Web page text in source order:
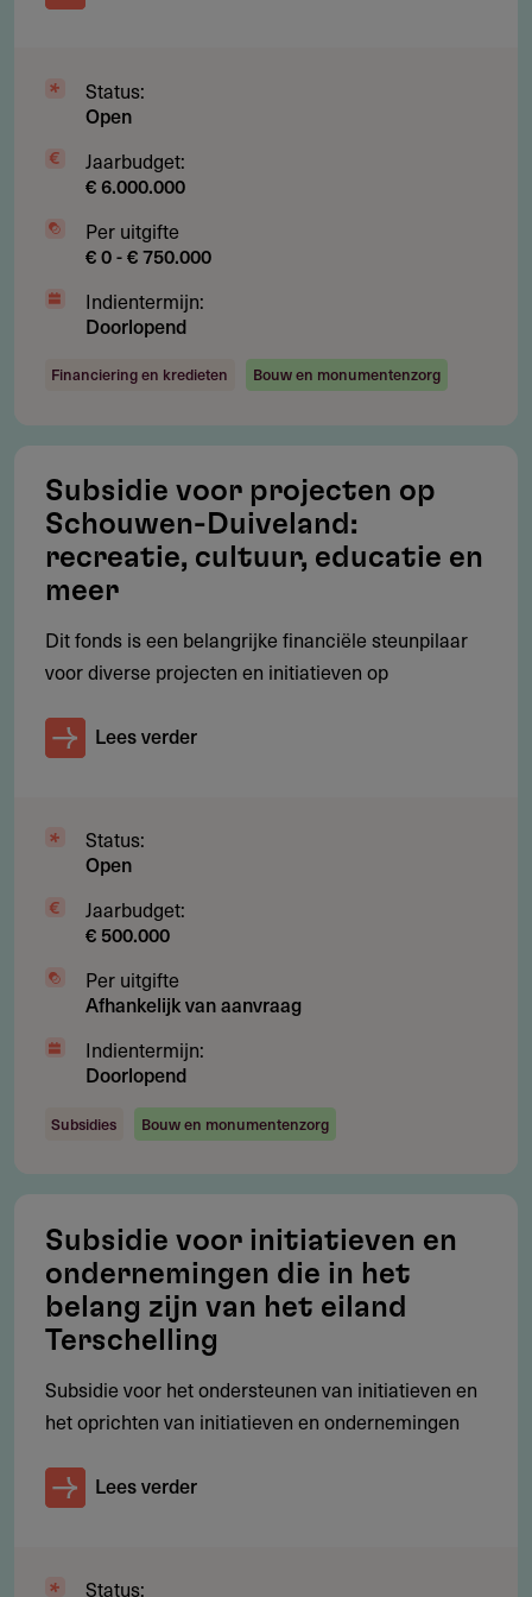
Voorgedragen projecten worden vooral beoordeeld op
Voor meer informatie, zie het document
´Investeringsstrategie' (zie bijlagen).
Subsidie
Subsidiebedragen liggen doorgaans tussen de ca. 500 en
Aanvragen
Online, via het aanvraagformulier op de website van het
fonds (zie links).
Voor alle aanvragen geldt dat die vóór 1 juni van enig jaar
door het fonds moeten zijn ontvangen.
Bijlagen
Bijdragereglement
Deel je kennis/ervaring over deze regeling of
verstrekker met de Fondswervingonline community.
Relevante links
Aanvragen
Status:
Open
Jaarbudget:
€ 6.000.000
Per uitgifte
€ 0 - € 750.000
Indientermijn:
Doorlopend
Financiering en kredieten Bouw en monumentenzorg
Subsidie voor projecten op
Schouwen-Duiveland:
recreatie, cultuur, educatie en
meer
Dit fonds is een belangrijke financiële steunpilaar
voor diverse projecten en initiatieven op
Lees verder
Status:
Open
Jaarbudget:
€ 500.000
Per uitgifte
Afhankelijk van aanvraag
Indientermijn:
Doorlopend
Subsidies Bouw en monumentenzorg
Subsidie voor initiatieven en
ondernemingen die in het
belang zijn van het eiland
Terschelling
Subsidie voor het ondersteunen van initiatieven en
het oprichten van initiatieven en ondernemingen
Lees verder
Status: